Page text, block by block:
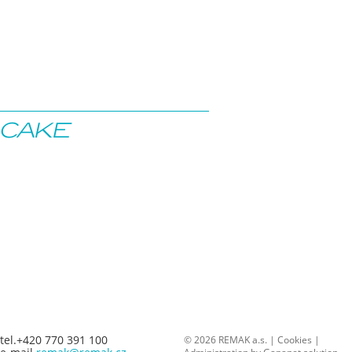
CAKE
tel.+420 770 391 100
© 2026 REMAK a.s. | Cookies |